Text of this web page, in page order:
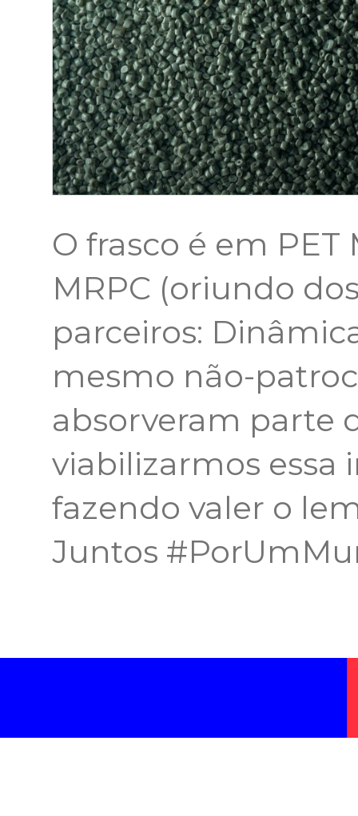
O frasco é em
MRPC (oriundo
parceiros:
mesmo não-
absorveram parte
viabilizarmos essa
fazendo valer o
Juntos